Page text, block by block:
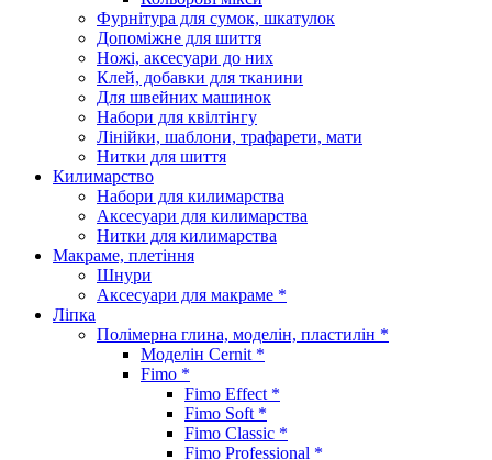
Фурнітура для сумок, шкатулок
Допоміжне для шиття
Ножі, аксесуари до них
Клей, добавки для тканини
Для швейних машинок
Набори для квілтінгу
Лінійки, шаблони, трафарети, мати
Нитки для шиття
Килимарство
Набори для килимарства
Аксесуари для килимарства
Нитки для килимарства
Макраме, плетіння
Шнури
Аксесуари для макраме *
Ліпка
Полімерна глина, моделін, пластилін *
Моделін Cernit *
Fimo *
Fimo Effect *
Fimo Soft *
Fimo Classic *
Fimo Professional *